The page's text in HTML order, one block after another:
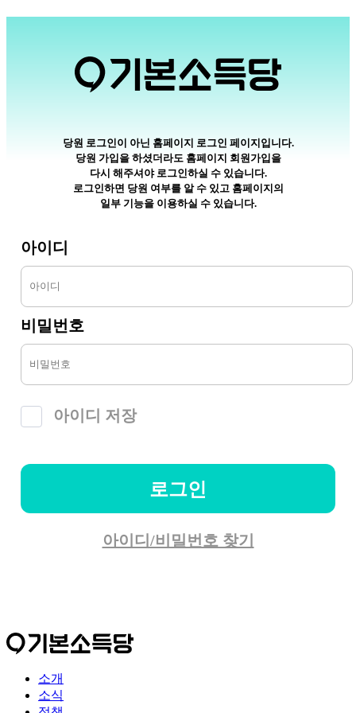
당원 로그인이 아닌 홈페이지 로그인 페이지입니다.
당원 가입을 하셨더라도 홈페이지 회원가입을
다시 해주셔야 로그인하실 수 있습니다.
로그인하면 당원 여부를 알 수 있고 홈페이지의
일부 기능을 이용하실 수 있습니다.
아이디
비밀번호
아이디 저장
로그인
아이디/비밀번호 찾기
소개
소식